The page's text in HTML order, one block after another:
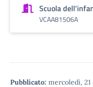
Scuola
VCAA81506A
Pubblicato: mercoledì,